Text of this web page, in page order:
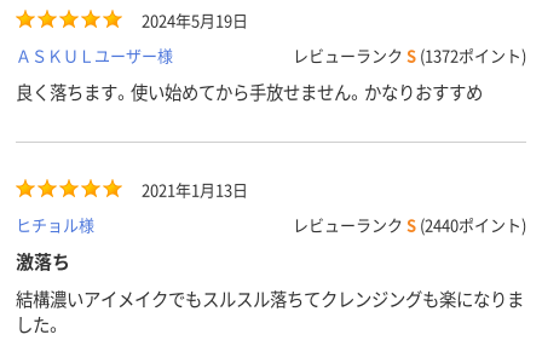
2024年5月19日
ＡＳＫＵＬユーザー様
レビューランク S (1372ポイント)
良く落ちます。使い始めてから手放せません。かなりおすすめ
2021年1月13日
ヒチョル様
レビューランク S (2440ポイント)
激落ち
結構濃いアイメイクでもスルスル落ちてクレンジングも楽になりま
した。